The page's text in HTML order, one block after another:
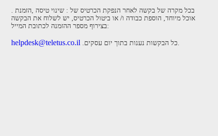
אוכל מיוחד, הוספת כבודה ו/ או ביטול הכרטיס, יש לשלוח את הבקשה
בצירוף מספר ההזמנה לכתובת המייל:
helpdesk@teletus.co.il